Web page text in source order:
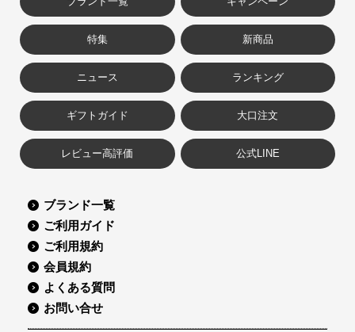
特集 新商品
ニュース ランキング
ギフトガイド 大口注文
レビュー高評価 公式LINE
ブランド一覧
ご利用ガイド
ご利用規約
会員規約
よくある質問
お問い合せ